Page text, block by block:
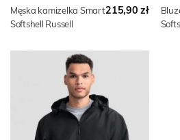
Męska kamizelka Smart
Softshell Russell
215,90 zł